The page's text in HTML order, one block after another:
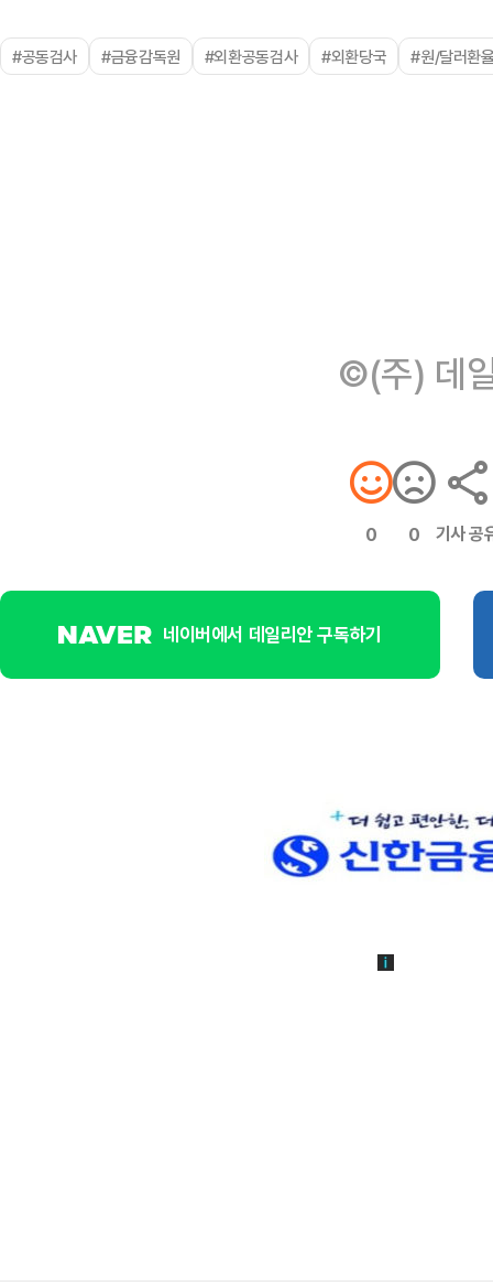
#공동검사 #금융감독원 #외환공동검사 #외환당국 #원/달러환
©(주) 데
0 0 기사 공
네이버에서 데일리안 구독하기